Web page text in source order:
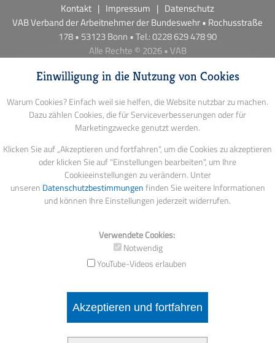
Einwilligung in die Nutzung von Cookies
Warum Cookies? Einfach weil sie helfen, die Website nutzbar zu machen.
Dazu zählen Cookies, die für Serviceverbesserungen oder für
Marketingzwecke genutzt werden.
Klicken Sie auf „Akzeptieren und fortfahren", um die Cookies zu akzeptieren
oder klicken Sie auf "Einstellungen bearbeiten", um Ihre
Cookieeinstellungen zu verändern. Unter
unseren Datenschutzbestimmungenfinden Sie weitere Informationen
und können Ihre Einstellungen jederzeit widerrufen.
Verwendete Cookies:
Notwendig
YouTube-Videos erlauben
Akzeptieren und fortfahren
Kontakt Impressum
Datenschutz
VAB Verband der Arbeitnehmer der Bundeswehr • Rochusstraße
178 • 53123 Bonn • Tel.: 0228 629 478 90
Alle Rechte © 2026 • VAB